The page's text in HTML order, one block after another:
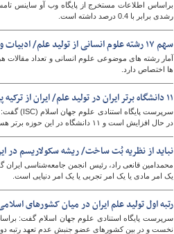
رشدی برابر با 0.4 درصد داشته است.
سهم ۱۷ رشته علوم انسانی از تولید علم/ ادبیات و زبانها در صدر
آمار رشته های موضوعی علوم انسانی و تعداد مقالات
ها اختصاص دارد.
۱۱ دانشگاه برتر ایران در تولید علم/ ایران از ترکیه پیشی گرفت
در حال افزایش است و ۱۱ دانشگاه در این حوزه برتر هستند.
نباید از نظریه بُت ساخت/ ریشه سکولاریسم در
محمدامین قانعی راد، رئیس انجمن جامعه‌شناسی
یک امر مادی یا یک امر تجربی یا‌ یک امر دنیایی است.
رتبه اول تولید علم ایران در میان کشورهای
نخست و در بین کشورهای عضو جنبش عدم تعهد رتبه